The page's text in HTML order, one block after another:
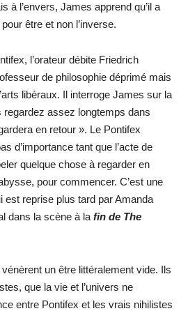
à l’envers, James apprend qu’il a
être et non l’inverse.
l’orateur débite Friedrich
de philosophie déprimé mais
libéraux. Il interroge James sur la
assez longtemps dans
en retour ». Le Pontifex
d’importance tant que l’acte de
quelque chose à regarder en
pour commencer. C’est une
est reprise plus tard par Amanda
dans la scène à la fin de The
un être littéralement vide. Ils
que la vie et l’univers ne
entre Pontifex et les vrais nihilistes